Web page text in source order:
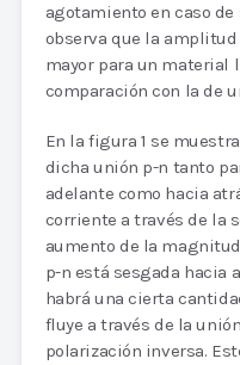
agotamiento en caso de
observa que la
mayor para un material
comparación con la de
En la figura 1 se
dicha unión p-n tanto
adelante como hacia
corriente a través de la
aumento de la
p-n está sesgada hacia
habrá una cierta
fluye a través de la
polarización inversa.